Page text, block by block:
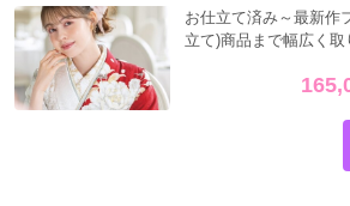
お仕立て済み～最新作
立て)商品まで幅広く